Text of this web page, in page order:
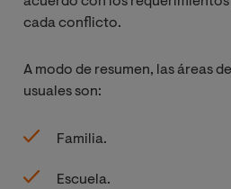
cada conflicto.
A modo de resumen, las áreas
usuales son:
Familia.
Escuela.